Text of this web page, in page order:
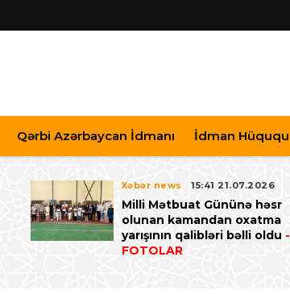
Qərbi Azərbaycan İdmanı İdman Hüququ
Xəbər news 15:41 21.07.2026
Milli Mətbuat Gününə həsr
olunan kamandan oxatma
yarışının qalibləri bəlli oldu -
FOTOLAR